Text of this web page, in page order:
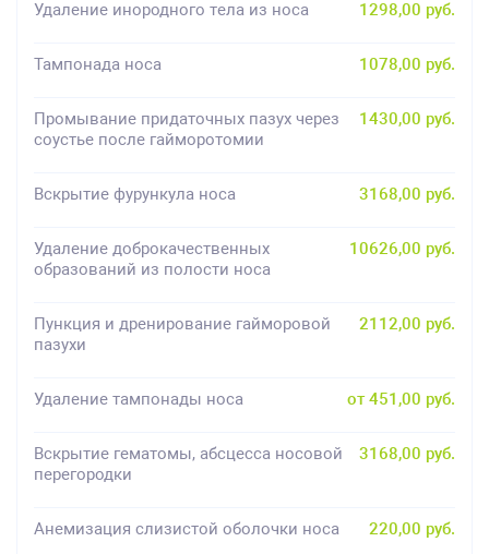
Удаление инородного тела из носа 1298,00 руб.
Тампонада носа 1078,00 руб.
Промывание придаточных пазух через
соустье после гайморотомии
1430,00 руб.
Вскрытие фурункула носа 3168,00 руб.
Удаление доброкачественных
образований из полости носа
10626,00 руб.
Пункция и дренирование гайморовой
пазухи
2112,00 руб.
Удаление тампонады носа от 451,00 руб.
Вскрытие гематомы, абсцесса носовой
перегородки
3168,00 руб.
Анемизация слизистой оболочки носа 220,00 руб.